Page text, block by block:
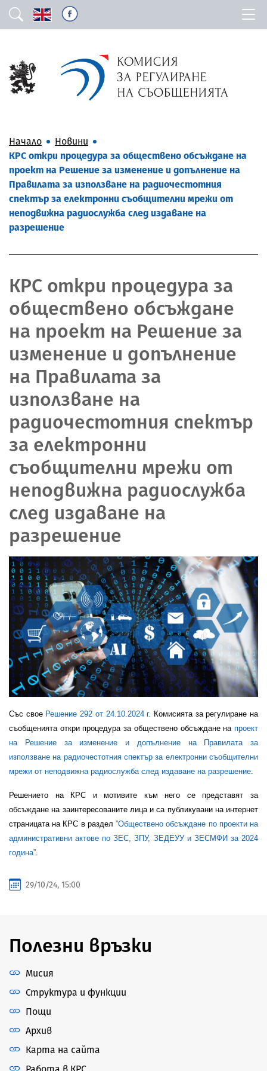
Начало
Новини
КРС откри процедура за обществено обсъждане на
проект на Решение за изменение и допълнение на
Правилата за използване на радиочестотния
спектър за електронни съобщителни мрежи от
неподвижна радиослужба след издаване на
разрешение
КРС откри процедура за
обществено обсъждане
на проект на Решение за
изменение и допълнение
на Правилата за
използване на
радиочестотния спектър
за електронни
съобщителни мрежи от
неподвижна радиослужба
след издаване на
разрешение
Със свое Решение 292 от 24.10.2024 г. Комисията за регулиране на
съобщенията откри процедура за обществено обсъждане на проект
на Решение за изменение и допълнение на Правилата за
използване на радиочестотния спектър за електронни съобщителни
мрежи от неподвижна радиослужба след издаване на разрешение.
Решението на КРС и мотивите към него се представят за
обсъждане на заинтересованите лица и са публикувани на интернет
страницата на КРС в раздел”Обществено обсъждане по проекти на
административни актове по ЗЕС, ЗПУ, ЗЕДЕУУ и ЗЕСМФИ за 2024
година”.
29/10/24, 15:00
Полезни връзки
Мисия
Структура и функции
Пощи
Архив
Карта на сайта